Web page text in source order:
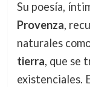
Su poesía,
Provenza,
naturales
tierra, que se
existenciales.